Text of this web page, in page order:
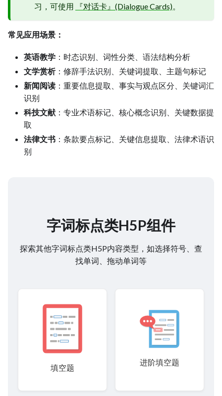
习，可使用
『对话卡』(Dialogue Cards)。
常见应用场景：
英语教学 ：时态识别、词性分类、语法结构分析
文学赏析：修辞手法识别、关键词提取、主题句标记
新闻阅读 ：重要信息提取、事实与观点区分、关键词汇
识别
科技文献 ：专业术语标记、核心概念识别、关键数据提
取
法律文书 ：条款要点标记、关键信息提取、法律术语识
别
字词标点类H5P组件
探索其他字词标点类H5P内容类型，如选择符号、查
找单词、拖动单词等
填空题
进阶填空题